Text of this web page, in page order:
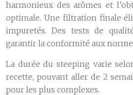
harmonieux des arômes et
optimale. Une filtration finale
impuretés. Des tests de
garantir la conformité aux
La durée du steeping varie
recette, pouvant aller de 2
pour les plus complexes.